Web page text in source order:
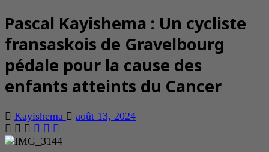
Pascal Kayishema : Un cycliste
fransaskois de Gravelbourg
pédale pour la cause des
enfants atteints du Cancer
Kayishema août 13, 2024